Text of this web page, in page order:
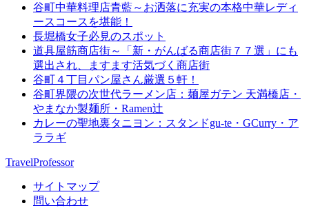
谷町中華料理店青藍～お洒落に充実の本格中華レディ
ースコースを堪能！
長堀橋女子必見のスポット
道具屋筋商店街～「新・がんばる商店街７７選」にも
選出され、ますます活気づく商店街
谷町４丁目パン屋さん厳選５軒！
谷町界隈の次世代ラーメン店：麺屋ガテン 天満橋店・
やまなか製麺所・Ramen辻
カレーの聖地裏タニヨン：スタンドgu-te・GCurry・ア
ララギ
TravelProfessor
サイトマップ
問い合わせ